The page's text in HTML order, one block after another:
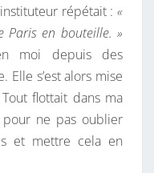
répétait : «
Paris en bouteille. »
moi depuis des
Elle s’est alors mise
flottait dans ma
ne pas oublier
et mettre cela en